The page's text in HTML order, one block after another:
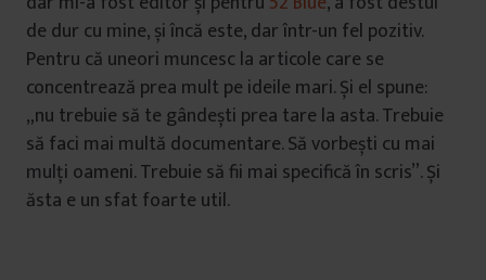
de dur cu mine, și încă este, dar într-un fel pozitiv.
Pentru că uneori muncesc la articole care se
concentrează prea mult pe ideile mari. Și el spune:
„nu trebuie să te gândești prea tare la asta. Trebuie
să faci mai multă documentare. Să vorbești cu mai
mulți oameni. Trebuie să fii mai specifică în scris”. Și
ăsta e un sfat foarte util.